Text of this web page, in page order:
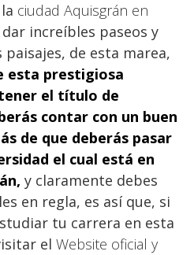
ciudad Aquisgrán en
increíbles paseos y
de esta marea,
esta prestigiosa
el título de
contar con un buen
de que deberás pasar
el cual está en
y claramente debes
en regla, es así que, si
tu carrera en esta
el Website oficial y